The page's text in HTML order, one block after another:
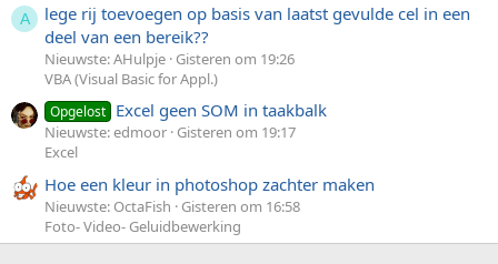
A
lege rij toevoegen op basis van laatst gevulde cel in een
deel van een bereik??
Nieuwste: AHulpje Gisteren om 19:26
VBA (Visual Basic for Appl.)
Opgelost Excel geen SOM in taakbalk
Nieuwste: edmoor Gisteren om 19:17
Excel
Hoe een kleur in photoshop zachter maken
Nieuwste: OctaFish
Gisteren om 16:58
Foto- Video- Geluidbewerking